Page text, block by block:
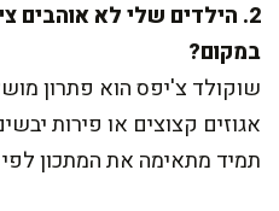
2. הילדים שלי לא אוהבים
במקום?
שוקולד צ'יפס הוא פתרון
אגוזים קצוצים או פירות
תמיד מתאימה את המתכון